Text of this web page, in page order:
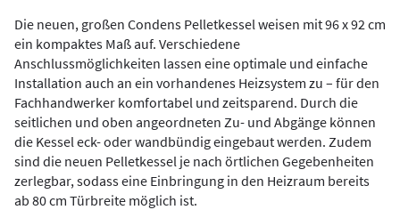
Die neuen, großen Condens Pelletkessel weisen mit 96 x 92 cm
ein kompaktes Maß auf. Verschiedene
Anschlussmöglichkeiten lassen eine optimale und einfache
Installation auch an ein vorhandenes Heizsystem zu – für den
Fachhandwerker komfortabel und zeitsparend. Durch die
seitlichen und oben angeordneten Zu- und Abgänge können
die Kessel eck- oder wandbündig eingebaut werden. Zudem
sind die neuen Pelletkessel je nach örtlichen Gegebenheiten
zerlegbar, sodass eine Einbringung in den Heizraum bereits
ab 80 cm Türbreite möglich ist.